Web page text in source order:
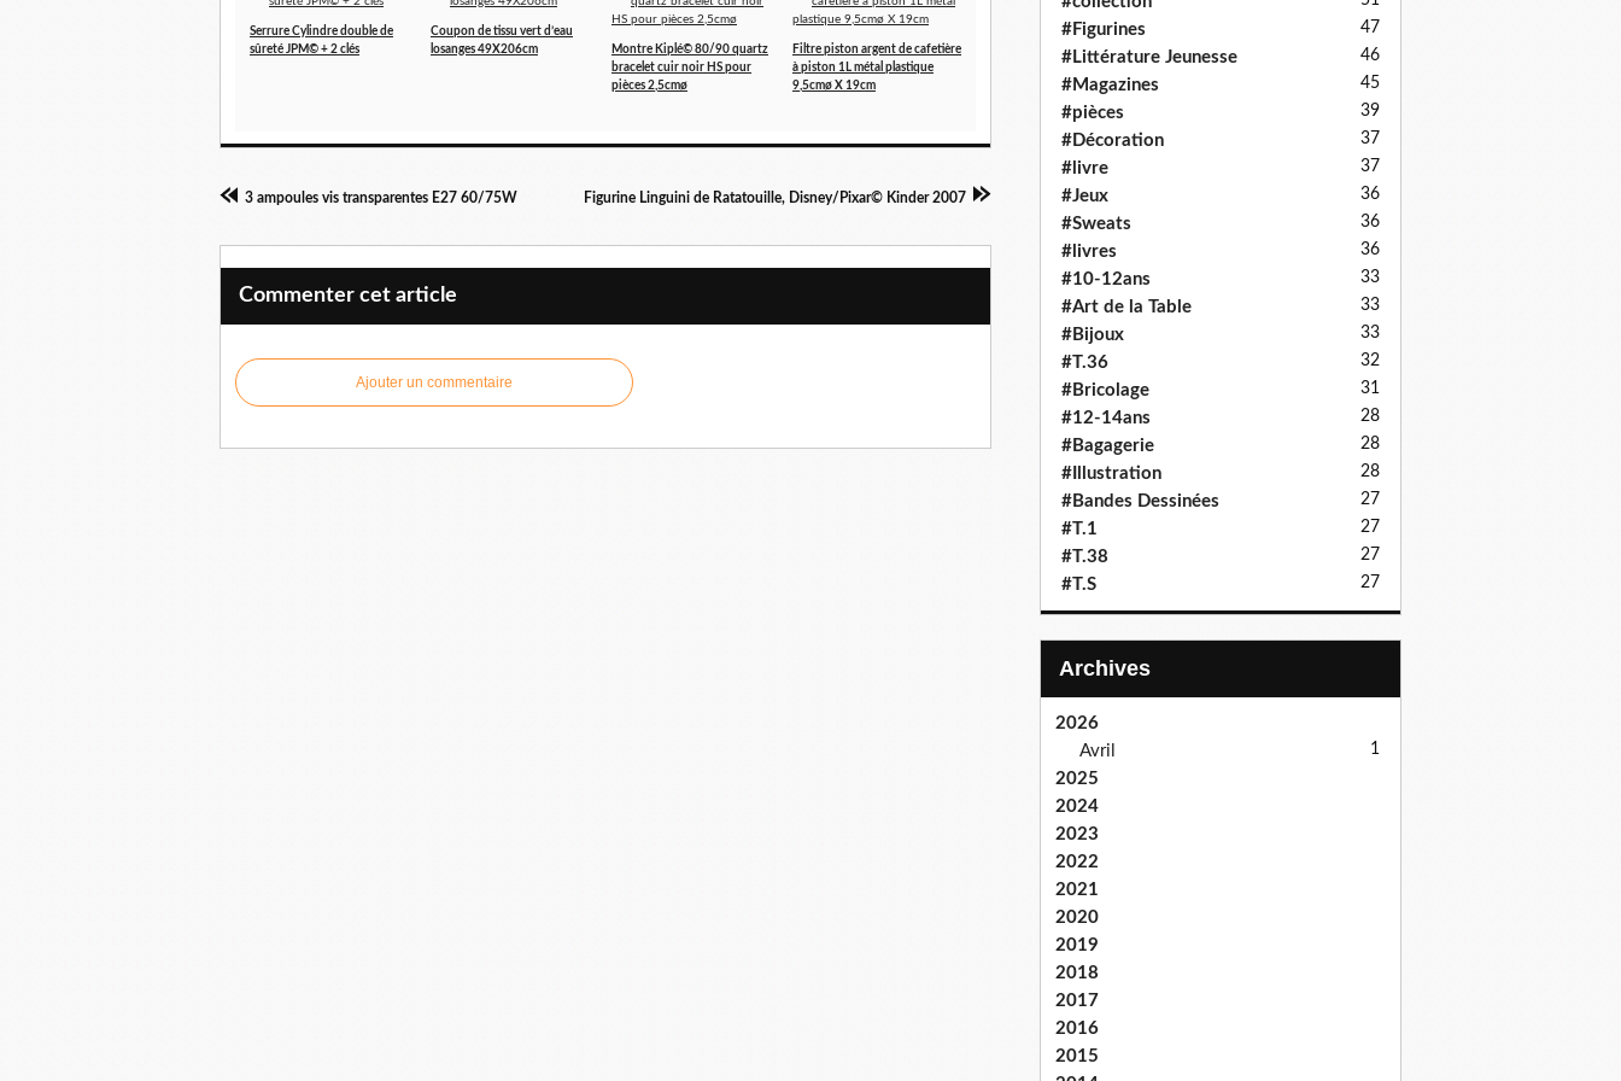
Serrure Cylindre double de
sûreté JPM© + 2 clés
Coupon de tissu vert d’eau
losanges 49X206cm
Montre Kiplé© 80/90 quartz
bracelet cuir noir HS pour
pièces 2,5cmø
Filtre piston argent de cafetière
à piston 1L métal plastique
9,5cmø X 19cm
3 ampoules vis transparentes E27 60/75W Figurine Linguini de Ratatouille, Disney/Pixar© Kinder 2007
Commenter cet article
Ajouter un commentaire
#Figurines 47
#Littérature Jeunesse 46
#Magazines 45
#pièces 39
#Décoration 37
#livre 37
#Jeux 36
#Sweats 36
#livres 36
#10-12ans 33
#Art de la Table 33
#Bijoux 33
#T.36 32
#Bricolage 31
#12-14ans 28
#Bagagerie 28
#Illustration 28
#Bandes Dessinées 27
#T.1 27
#T.38 27
#T.S 27
Archives
2026
Avril
1
2025
2024
2023
2022
2021
2020
2019
2018
2017
2016
2015